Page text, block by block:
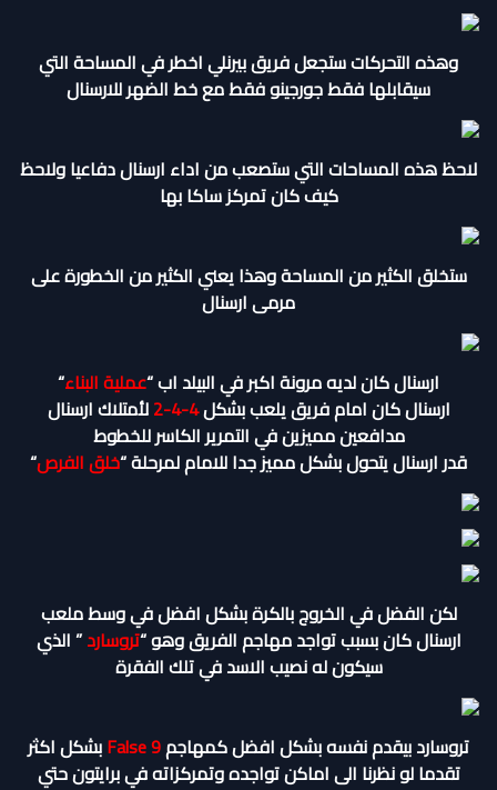
وهذه التحركات ستجعل فريق بيرنلي اخطر في المساحة التي
سيقابلها فقط جورجينو فقط مع خط الضهر للارسنال
لاحظ هذه المساحات التي ستصعب من اداء ارسنال دفاعيا ولاحظ
كيف كان تمركز ساكا بها
ستخلق الكثير من المساحة وهذا يعني الكثير من الخطورة على
مرمى ارسنال
ارسنال كان لديه مرونة اكبر في البيلد اب “عملية البناء“
ارسنال كان امام فريق يلعب بشكل4-4-2
لأمتلاك ارسنال
مدافعين مميزين في التمرير الكاسر للخطوط
قدر ارسنال يتحول بشكل مميز جدا للامام لمرحلة “خلق الفرص“
لكن الفضل في الخروج بالكرة بشكل افضل في وسط ملعب
ارسنال كان بسبب تواجد مهاجم الفريق وهو “تروسارد” الذي
سيكون له نصيب الاسد في تلك الفقرة
تروسارد بيقدم نفسه بشكل افضل كمهاجمFalse 9بشكل اكثر
تقدما لو نظرنا الى اماكن تواجده وتمركزاته في برايتون حتي